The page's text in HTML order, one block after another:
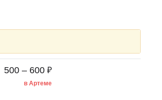
500 – 600 ₽
в Артеме